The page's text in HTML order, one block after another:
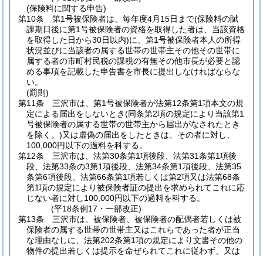
(保険料に関する申告)
第10条
第1号被保険者は、毎年度4月15日まで(保険料の賦
課期日後に第1号被保険者の資格を取得した者は、当該資格
を取得した日から30日以内)に、第1号被保険者本人の所得
状況並びに当該者の属する世帯の世帯主その他その世帯に
属する者の市町村民税の課税の有無その他市長が必要と認
める事項を記載した申告書を市長に提出しなければならな
い。
(罰則)
第11条
三沢市は、第1号被保険者が法第12条第1項本文の規
定による届出をしないとき(同条第2項の規定により当該第1
号被保険者の属する世帯の世帯主から届出がなされたとき
を除く。)又は虚偽の届出をしたときは、その者に対し、
100,000円以下の過料を科する。
第12条
三沢市は、法第30条第1項後段、法第31条第1項後
段、法第33条の3第1項後段、法第34条第1項後段、法第35
条第6項後段、法第66条第1項若しくは第2項又は法第68条
第1項の規定により被保険者証の提出を求められてこれに応
じない者に対し100,000円以下の過料を科する。
(平18条例17・一部改正)
第13条
三沢市は、被保険者、被保険者の配偶者若しくは被
保険者の属する世帯の世帯主又はこれらであった者が正当
な理由なしに、法第202条第1項の規定により文書その他の
物件の提出若しくは提示を命ぜられてこれに従わず、又は